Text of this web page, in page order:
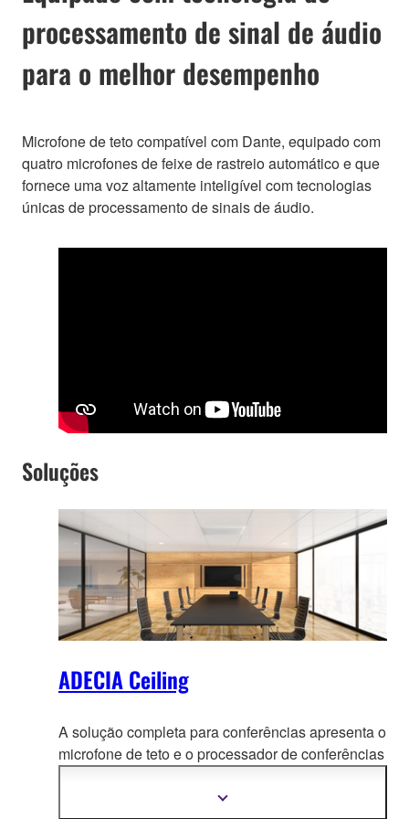
processamento de sinal de áudio
para o melhor desempenho
Microfone de teto compatível com Dante, equipado com
quatro microfones de feixe de rastreio automático e que
fornece uma voz altamente inteligível com tecnologias
únicas de processamento de sinais de áudio.
Soluções
ADECIA Ceiling
A solução completa para conferências apresenta o
microfone de teto e o processador de conferências
amplamente confiáveis e caixa acústicas Dante
Mostrar